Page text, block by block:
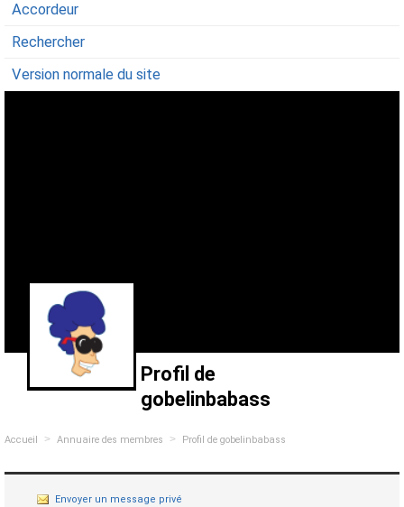
Accordeur
Rechercher
Version normale du site
Profil de
gobelinbabass
Accueil > Annuaire des membres > Profil de gobelinbabass
Envoyer un message privé